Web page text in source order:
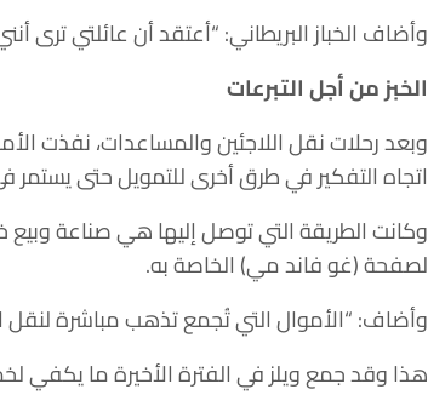
وأضاف الخباز البريطاني: “أعتقد أن عائلتي ترى
الخبز من أجل التبرعات
وبعد رحلات نقل اللاجئين والمساعدات، نفذت
اتجاه التفكير في طرق أخرى للتمويل حتى يستمر
لصفحة (غو فاند مي) الخاصة به.
وأضاف: “الأموال التي تُجمع تذهب مباشرة لنقل
هذا وقد جمع ويلز في الفترة الأخيرة ما يكفي